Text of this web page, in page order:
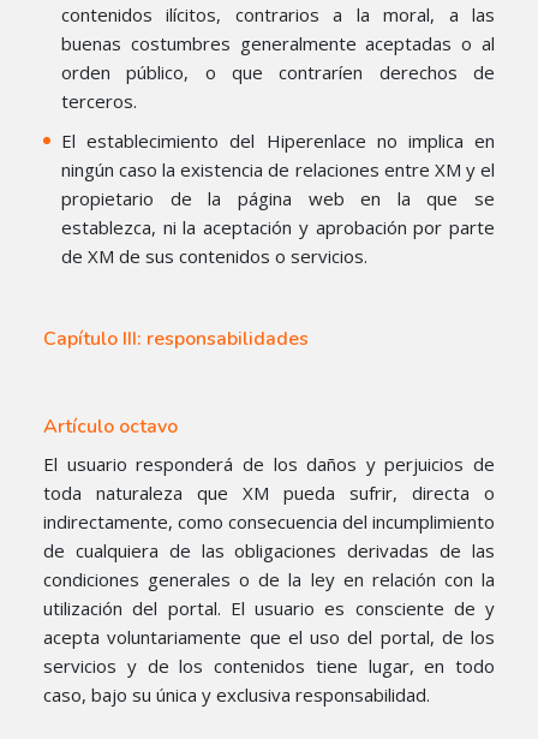
contenidos ilícitos, contrarios a la moral, a las
buenas costumbres generalmente aceptadas o al
orden público, o que contraríen derechos de
terceros.
El establecimiento del Hiperenlace no implica en
ningún caso la existencia de relaciones entre XM y el
propietario de la página web en la que se
establezca, ni la aceptación y aprobación por parte
de XM de sus contenidos o servicios.
Capítulo III: responsabilidades
Artículo octavo
El usuario responderá de los daños y perjuicios de
toda naturaleza que XM pueda sufrir, directa o
indirectamente, como consecuencia del incumplimiento
de cualquiera de las obligaciones derivadas de las
condiciones generales o de la ley en relación con la
utilización del portal. El usuario es consciente de y
acepta voluntariamente que el uso del portal, de los
servicios y de los contenidos tiene lugar, en todo
caso, bajo su única y exclusiva responsabilidad.